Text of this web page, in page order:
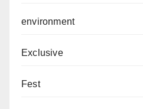
environment
Exclusive
Fest